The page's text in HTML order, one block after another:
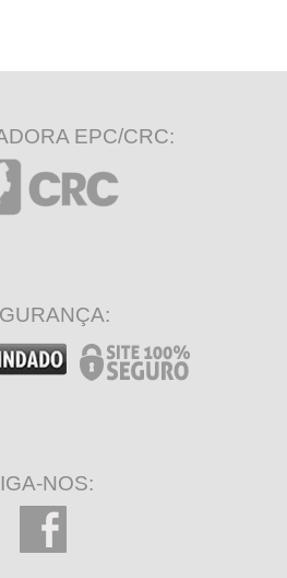
EPC/CRC:
NOS: